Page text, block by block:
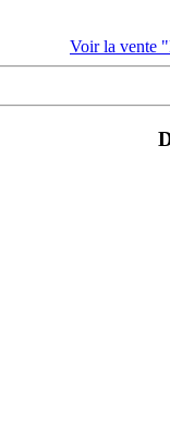
Voir la vente